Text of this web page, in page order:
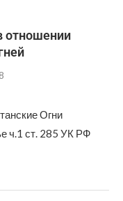
отношении
Огни
ч.1 ст. 285 УК РФ